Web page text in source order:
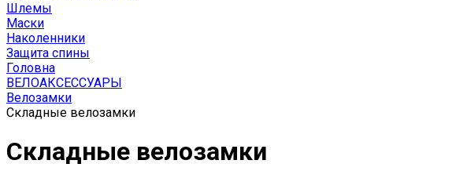
Шлемы
Маски
Наколенники
Защита спины
Головна
ВЕЛОАКСЕССУАРЫ
Велозамки
Складные велозамки
Складные велозамки